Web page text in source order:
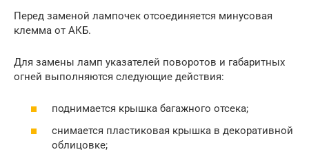
Перед заменой лампочек отсоединяется минусовая
клемма от АКБ.
Для замены ламп указателей поворотов и габаритных
огней выполняются следующие действия:
поднимается крышка багажного отсека;
снимается пластиковая крышка в декоративной
облицовке;